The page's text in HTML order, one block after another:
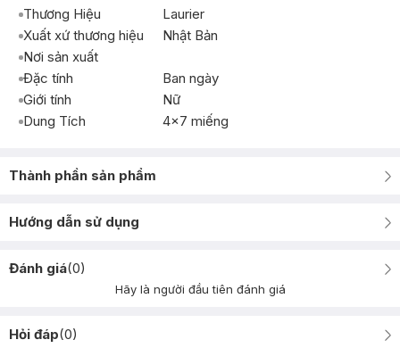
Thương Hiệu
Laurier
Xuất xứ thương hiệu
Nhật Bản
Nơi sản xuất
Đặc tính
Ban ngày
Giới tính
Nữ
Dung Tích
4x7 miếng
Thành phần sản phẩm
Hướng dẫn sử dụng
Đánh giá(0)
Hãy là người đầu tiên đánh giá
Hỏi đáp(0)